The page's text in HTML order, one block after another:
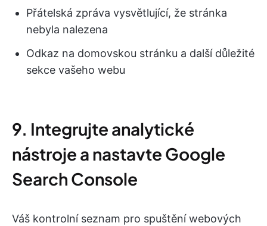
Přátelská zpráva vysvětlující, že stránka
nebyla nalezena
Odkaz na domovskou stránku a další důležité
sekce vašeho webu
9. Integrujte analytické
nástroje a nastavte Google
Search Console
Váš kontrolní seznam pro spuštění webových